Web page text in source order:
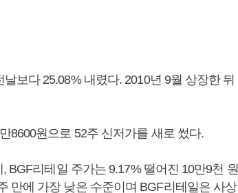
보다 25.08% 내렸다. 2010년 9월 상장한 뒤
8600원으로 52주 신저가를 새로 썼다.
BGF리테일 주가는 9.17% 떨어진 10만9천 원
만에 가장 낮은 수준이며 BGF리테일은 사상